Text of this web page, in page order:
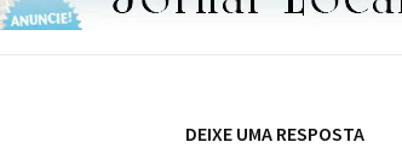
DEIXE UMA RESPOSTA